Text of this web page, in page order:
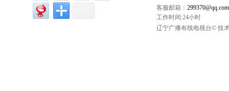
客服邮箱： 299370@qq.com
工作时间:24小时
辽宁广播有线电视台© 技